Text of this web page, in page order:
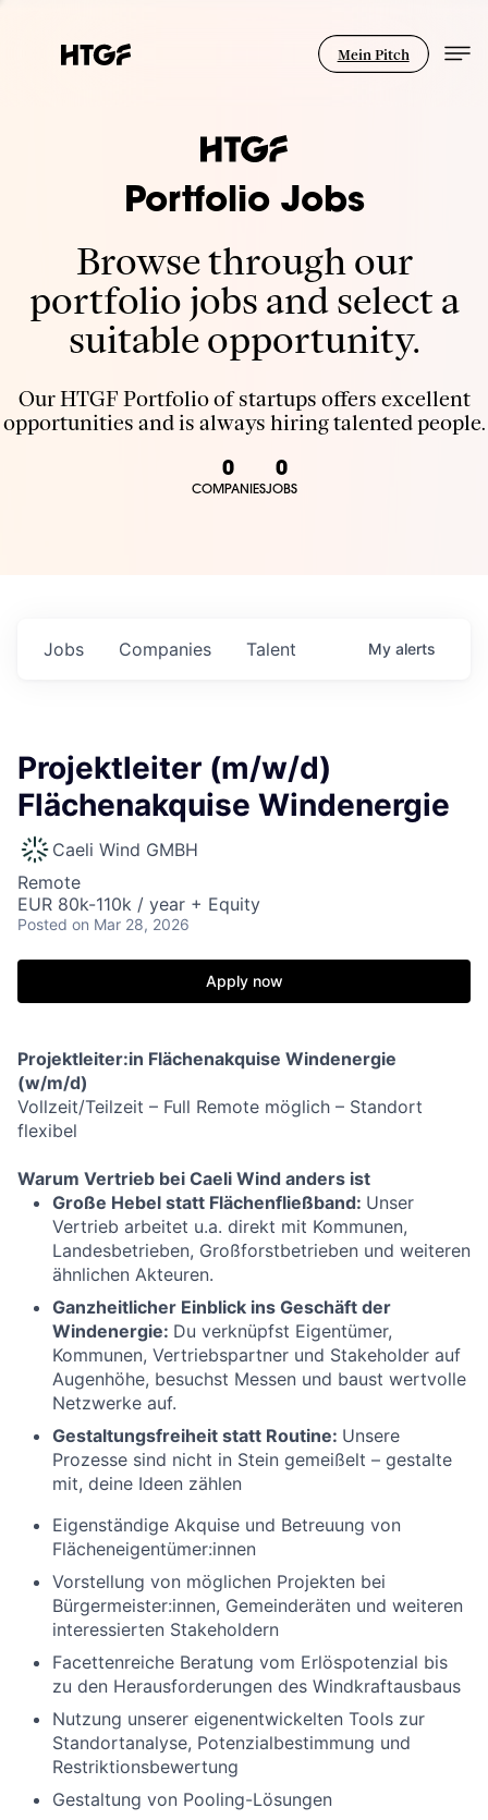
Mein Pitch
Portfolio Jobs
Browse through our
portfolio jobs and select a
suitable opportunity.
Our HTGF Portfolio of startups offers excellent
opportunities and is always hiring talented people.
0
COMPANIES
0
JOBS
Jobs Companies Talent My alerts
Projektleiter (m/w/d)
Flächenakquise Windenergie
Caeli Wind GMBH
Remote
EUR 80k-110k / year + Equity
Posted on Mar 28, 2026
Apply now
Projektleiter:in Flächenakquise Windenergie
(w/m/d)
Vollzeit/Teilzeit – Full Remote möglich – Standort
flexibel
Warum Vertrieb bei Caeli Wind anders ist
Große Hebel statt Flächenfließband: Unser
Vertrieb arbeitet u.a. direkt mit Kommunen,
Landesbetrieben, Großforstbetrieben und weiteren
ähnlichen Akteuren.
Ganzheitlicher Einblick ins Geschäft der
Windenergie: Du verknüpfst Eigentümer,
Kommunen, Vertriebspartner und Stakeholder auf
Augenhöhe, besuchst Messen und baust wertvolle
Netzwerke auf.
Gestaltungsfreiheit statt Routine: Unsere
Prozesse sind nicht in Stein gemeißelt – gestalte
mit, deine Ideen zählen
Eigenständige Akquise und Betreuung von
Flächeneigentümer:innen
Vorstellung von möglichen Projekten bei
Bürgermeister:innen, Gemeinderäten und weiteren
interessierten Stakeholdern
Facettenreiche Beratung vom Erlöspotenzial bis
zu den Herausforderungen des Windkraftausbaus
Nutzung unserer eigenentwickelten Tools zur
Standortanalyse, Potenzialbestimmung und
Restriktionsbewertung
Gestaltung von Pooling-Lösungen